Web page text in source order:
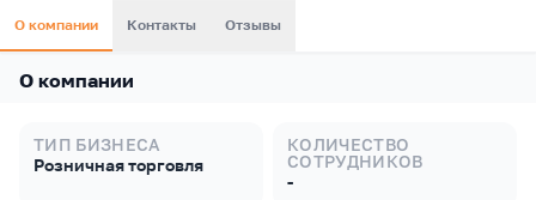
О компании Контакты Отзывы
О компании
ТИП БИЗНЕСА
Розничная торговля
КОЛИЧЕСТВО
СОТРУДНИКОВ
-